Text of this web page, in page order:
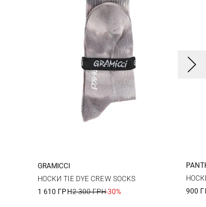
One size
GRAMICCI
НОСКИ TIE DYE CREW SOCKS
1 610 ГРН2 300 ГРН-30%
900